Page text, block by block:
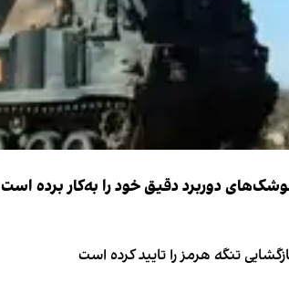
دوربرد دقیق خود را به‌کار برده است
تنگه هرمز را تایید کرده است